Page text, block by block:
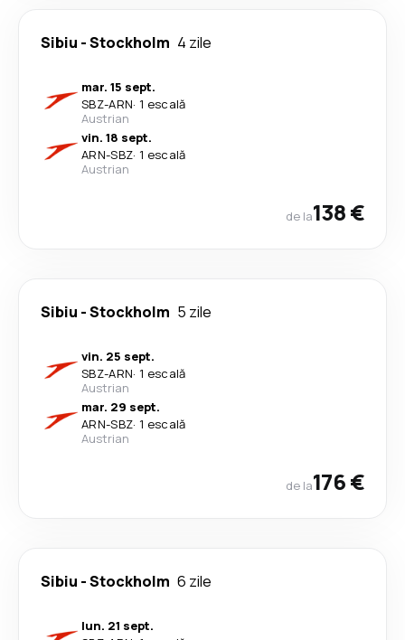
Sibiu -Stockholm 4 zile
mar. 15 sept.
SBZ-ARN· 1 escală
Austrian
vin. 18 sept.
ARN-SBZ· 1 escală
Austrian
de la138 €
Sibiu -Stockholm 5 zile
vin. 25 sept.
SBZ-ARN· 1 escală
Austrian
mar. 29 sept.
ARN-SBZ· 1 escală
Austrian
de la176 €
Sibiu -Stockholm 6 zile
lun. 21 sept.